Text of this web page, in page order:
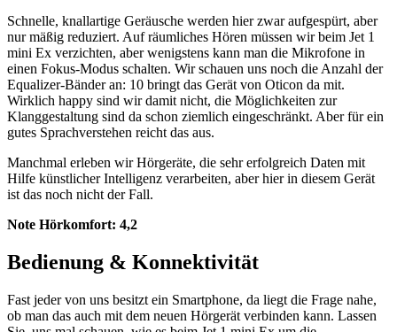
Schnelle, knallartige Geräusche werden hier zwar aufgespürt, aber
nur mäßig reduziert. Auf räumliches Hören müssen wir beim Jet 1
mini Ex verzichten, aber wenigstens kann man die Mikrofone in
einen Fokus-Modus schalten. Wir schauen uns noch die Anzahl der
Equalizer-Bänder an: 10 bringt das Gerät von Oticon da mit.
Wirklich happy sind wir damit nicht, die Möglichkeiten zur
Klanggestaltung sind da schon ziemlich eingeschränkt. Aber für ein
gutes Sprachverstehen reicht das aus.
Manchmal erleben wir Hörgeräte, die sehr erfolgreich Daten mit
Hilfe künstlicher Intelligenz verarbeiten, aber hier in diesem Gerät
ist das noch nicht der Fall.
Note Hörkomfort: 4,2
Bedienung & Konnektivität
Fast jeder von uns besitzt ein Smartphone, da liegt die Frage nahe,
ob man das auch mit dem neuen Hörgerät verbinden kann. Lassen